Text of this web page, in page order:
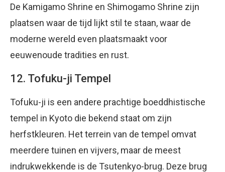
De Kamigamo Shrine en Shimogamo Shrine zijn
plaatsen waar de tijd lijkt stil te staan, waar de
moderne wereld even plaatsmaakt voor
eeuwenoude tradities en rust.
12. Tofuku-ji Tempel
Tofuku-ji is een andere prachtige boeddhistische
tempel in Kyoto die bekend staat om zijn
herfstkleuren. Het terrein van de tempel omvat
meerdere tuinen en vijvers, maar de meest
indrukwekkende is de Tsutenkyo-brug. Deze brug